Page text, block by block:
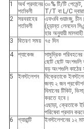
1
অর্থ প্রদানের
শর্তাবলী
৩০% টি/টি পেমেন্ট,
T/T বা L/C
2
সরবরাহের
শর্তাবলী
এফওবি গুয়াংজু, চীন।
(চূড়ান্ত লেনদেন
হার অনুযায়ী
3
বিতরণ সময় ৭৫ দিন
4
প্যাকেজ
সামুদ্রিক
ছোট ছোট অংশগুলি
বড় অংশগুলি কাঠের
5
ইনস্টলেশন
বিক্রেতাকে
জন্য ২ জন
বিমানের টিকিট,
করতে হবে।
এছাড়া, ক্রেতাকে
পরিষেবা প্রদান
6
গ্যারান্টি
ইনস্টলেশনের ১২